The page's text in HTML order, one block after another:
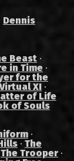
Dennis
Beast ·
in Time ·
for the
Virtual XI ·
of Life
of Souls
·
· The
The Trooper ·